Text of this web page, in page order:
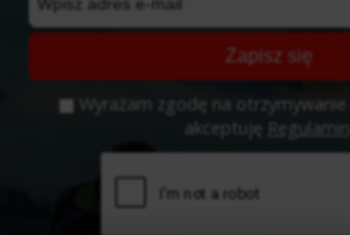
Zapisz się
Wyrażam zgodę na
akceptuję Regulamin